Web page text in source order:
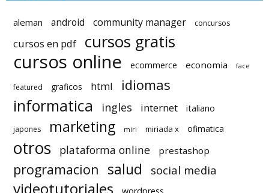
aleman android community manager concursos
cursos en pdf cursos gratis
cursos online ecommerce economia face
featured graficos html idiomas
informatica ingles internet italiano
japones marketing miri miriada x ofimatica
otros plataforma online prestashop
programacion salud social media
videotutoriales